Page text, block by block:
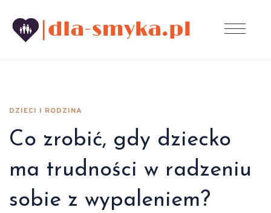
DZIECI I RODZINA
Co zrobić, gdy dziecko
ma trudności w radzeniu
sobie z wypaleniem?